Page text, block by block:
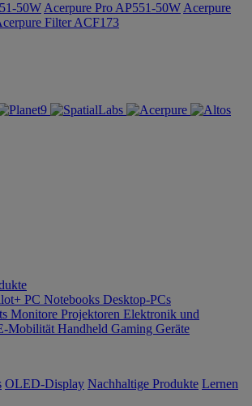
50W Acerpure Pro AP551-50W Acerpure
Filter ACF173
PC Notebooks Desktop-PCs
Monitore Projektoren Elektronik und
Mobilität Handheld Gaming Geräte
OLED-Display Nachhaltige Produkte Lernen